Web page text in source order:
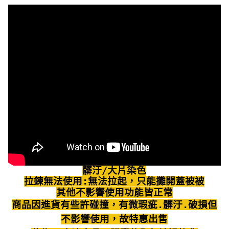
髒汙/大片染色
拉鍊無法使用:無法拉起，只能攤開蓋被被
其他不影響使用功能皆正常
商品因進貨有些許碰撞，有微瑕疵.髒汙.破損但
不影響使用，故特惠出售